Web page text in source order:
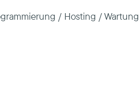
/ Hosting /